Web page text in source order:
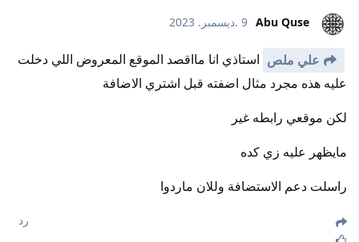
Abu Quse 9 .ديسمبر. 2023
علي ملص استاذي انا مااقصد الموقع المعروض اللي دخلت
عليه هذه مجرد مثال اضفته قبل اشتري الاضافة
لكن موقعي رابطه غير
مايظهر عليه زي كده
راسلت دعم الاستضافة وللان ماردوا
رد